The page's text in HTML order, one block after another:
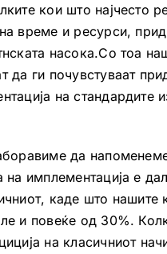
кои што најчесто
време и ресурси,
насока.Со тоа
да ги почувстуваат
на стандардите
да
на имплементација е
каде што нашите
и повеќе од 30%.
на класичниот